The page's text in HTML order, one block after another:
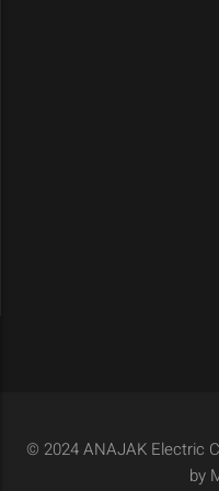
© 2024 ANAJAK Electric
by